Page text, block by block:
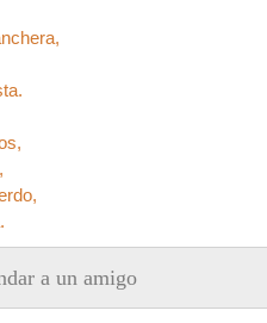
a un amigo